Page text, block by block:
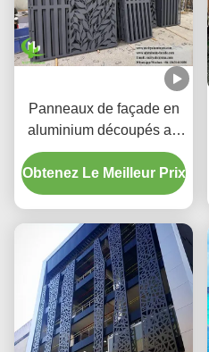
Panneaux de façade en
aluminium découpés au
laser avec revêtement
PVDF de 2,5 mm pour
boîtiers de climatisation
Obtenez Le Meilleur Prix